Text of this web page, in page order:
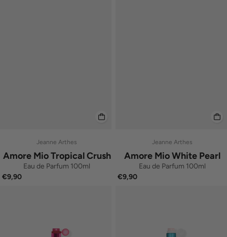
Jeanne Arthes
Amore Mio Tropical Crush
Eau de Parfum 100ml
€9,90
Jeanne Arthes
Amore Mio White Pearl
Eau de Parfum 100ml
€9,90